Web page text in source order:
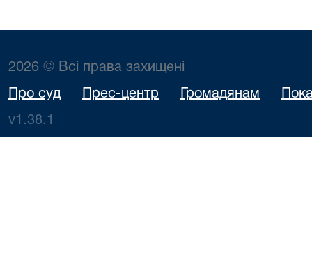
2026 © Всі права захищені
Про суд Прес-центр Громадянам
v1.38.1